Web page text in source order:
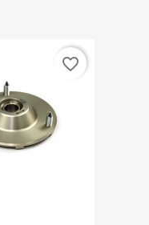
favorite_border